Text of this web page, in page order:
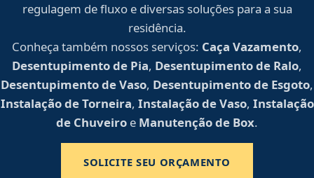
regulagem de fluxo e diversas soluções para a sua
residência.
Conheça também nossos serviços: Caça Vazamento,
Desentupimento de Pia, Desentupimento de Ralo,
Desentupimento de Vaso, Desentupimento de Esgoto,
Instalação de Torneira, Instalação de Vaso, Instalação
de Chuveiro e Manutenção de Box.
SOLICITE SEU ORÇAMENTO